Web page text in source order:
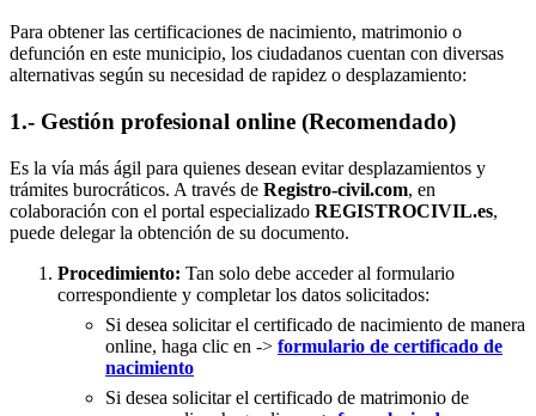
Para obtener las certificaciones de nacimiento, matrimonio o
defunción en este municipio, los ciudadanos cuentan con diversas
alternativas según su necesidad de rapidez o desplazamiento:
1.- Gestión profesional online (Recomendado)
Es la vía más ágil para quienes desean evitar desplazamientos y
trámites burocráticos. A través de Registro-civil.com, en
colaboración con el portal especializado REGISTROCIVIL.es,
puede delegar la obtención de su documento.
Procedimiento: Tan solo debe acceder al formulario
correspondiente y completar los datos solicitados:
Si desea solicitar el certificado de nacimiento de manera
online, haga clic en -> formulario de certificado de
nacimiento
Si desea solicitar el certificado de matrimonio de